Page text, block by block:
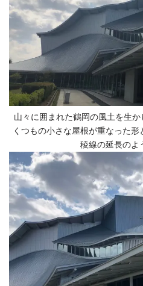
山々に囲まれた鶴岡の風土を生
くつもの小さな屋根が重なった
稜線の延長のよ